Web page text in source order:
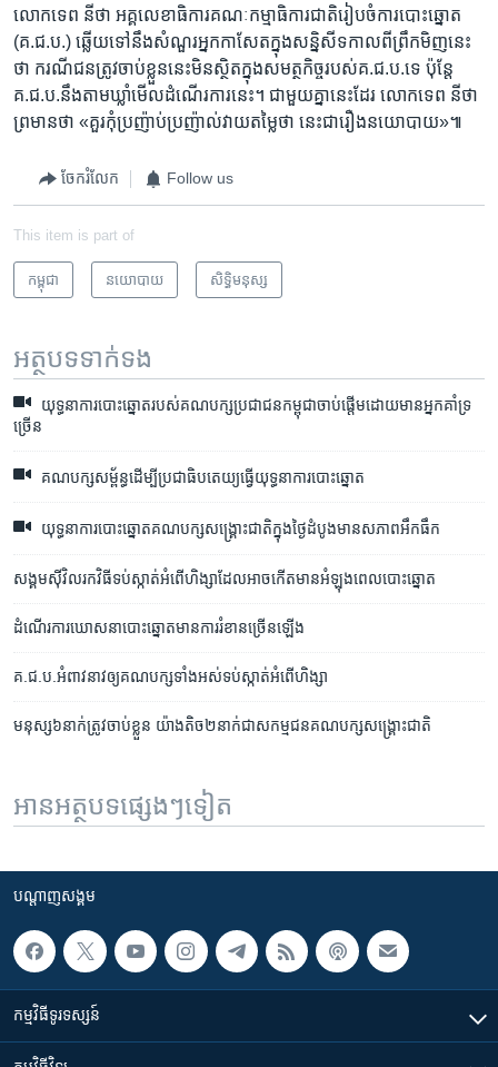
លោក​ទេព នីថា​ អគ្គលេខាធិការ​គណៈកម្មាធិការ​ជាតិ​រៀបចំ​ការ​បោះ​ឆ្នោត​
(គ.ជ.ប.)​ ឆ្លើយ​ទៅ​នឹង​សំណួរ​អ្នកកាសែត​ក្នុង​សន្និសីទ​កាលពី​ព្រឹកមិញ​នេះ​
ថា​ ករណី​ជន​ត្រូវ​ចាប់ខ្លួន​នេះ​មិន​ស្ថិត​ក្នុង​សមត្ថ​កិច្ច​របស់​គ.ជ.ប.​ទេ​ ប៉ុន្តែ​
គ.ជ.ប.​នឹង​តាម​ឃ្លាំមើល​ដំណើរការ​នេះ។ ជាមួយ​គ្នា​នេះ​ដែរ​ លោក​ទេព​ នីថា
ព្រមាន​ថា​ «​គួរ​កុំ​ប្រញ៉ាប់​ប្រញ៉ាល់​វាយ​តម្លៃ​ថា ​នេះ​ជា​រឿង​នយោបាយ»៕
ចែករំលែក Follow us
This item is part of
កម្ពុជា នយោបាយ សិទ្ធិ​មនុស្ស
អត្ថបទ​ទាក់ទង
យុទ្ធនាការ​បោះឆ្នោត​របស់គណបក្ស​ប្រជាជន​កម្ពុជាចាប់​ផ្តើម​ដោយ​មាន​អ្នកគាំទ្រ​
ច្រើន
គណបក្ស​សម្ព័ន្ធ​ដើម្បី​ប្រជាធិបតេយ្យ​ធ្វើ​យុទ្ធនាការ​បោះឆ្នោត
យុទ្ធនាការ​បោះឆ្នោតគណបក្ស​សង្គ្រោះជាតិ​​ក្នុងថ្ងៃ​ដំបូង​មាន​សភាព​អឹកធឹក
សង្គម​ស៊ីវិល​រកវិធី​ទប់ស្កាត់​អំពើ​ហិង្សា​ដែល​អាច​កើត​មាន​អំឡុង​ពេល​បោះឆ្នោត
ដំណើរ​ការ​ឃោសនា​បោះឆ្នោត​មាន​ការ​រំខាន​ច្រើន​ឡើង
គ.ជ.ប.​អំពាវ​នាវឲ្យ​គណបក្ស​ទាំងអស់​ទប់ស្កាត់​អំពើ​ហិង្សា
មនុស្ស​៦​នាក់​ត្រូវចាប់​ខ្លួន ​យ៉ាងតិច​២​នាក់​ជា​សកម្មជន​គណបក្ស​សង្គ្រោះ​ជាតិ
អានអត្ថបទផ្សេងៗទៀត
បណ្តាញ​សង្គម
កម្មវិធី​ទូរទស្សន៍